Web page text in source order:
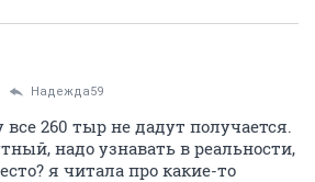
Надежда59
все 260 тыр не дадут получается.
надо узнавать в реальности,
я читала про какие-то